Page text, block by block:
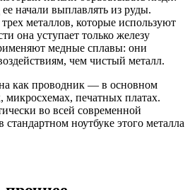
начали выплавлять из руды.
металлов, которые используют
она уступает только железу
медные сплавы: они
чем чистый металл.
как проводник — в основном
микросхемах, печатных платах.
во всей современной
ноутбуке этого металла